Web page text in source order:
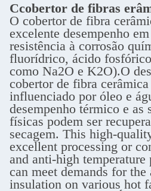
Ccobertor de fibras
O cobertor de fibra
excelente desempenho
resistência à corrosão
fluorídrico, ácido
como Na2O e K2O).O
cobertor de fibra cerâmica
influenciado por óleo e
desempenho térmico e as
físicas podem ser
secagem. This high-
excellent processing or
and anti-high
can meet demands for
insulation on various hot